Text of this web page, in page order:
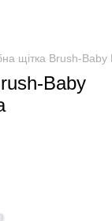
щітка Brush-
Baby